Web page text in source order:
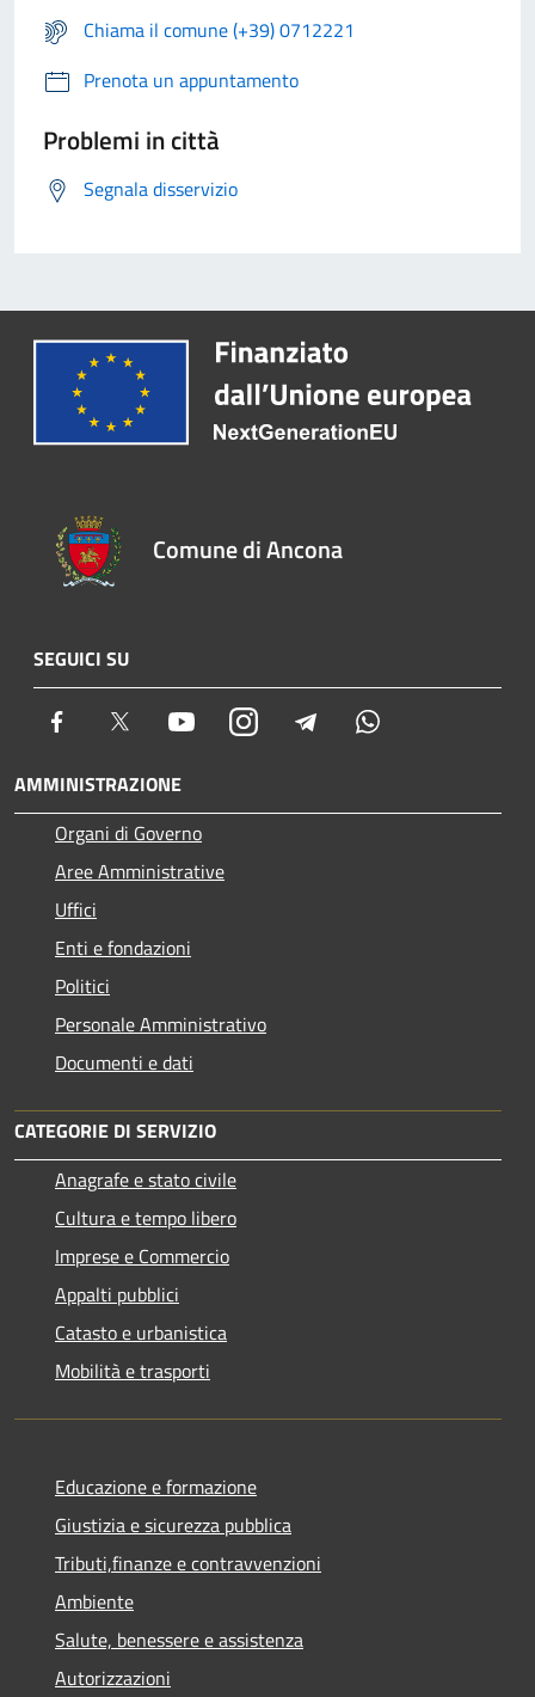
Chiama il comune (+39) 0712221
Prenota un appuntamento
Problemi in città
Segnala disservizio
Comune di Ancona
SEGUICI SU
Facebook Twitter YoutubeInstagram Telegram
AMMINISTRAZIONE
Organi di Governo
Aree Amministrative
Uffici
Enti e fondazioni
Politici
Personale Amministrativo
Documenti e dati
CATEGORIE DI SERVIZIO
Anagrafe e stato civile
Cultura e tempo libero
Imprese e Commercio
Appalti pubblici
Catasto e urbanistica
Mobilità e trasporti
Educazione e formazione
Giustizia e sicurezza pubblica
Tributi,finanze e contravvenzioni
Ambiente
Salute, benessere e assistenza
Autorizzazioni